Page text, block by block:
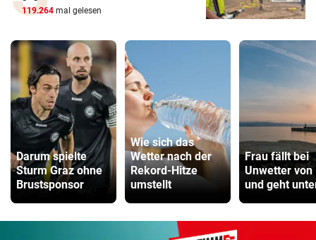
119.264 mal gelesen
Darum spielte
Sturm Graz ohne
Brustsponsor
Wie sich das
Wetter nach der
Rekord-Hitze
umstellt
Frau fällt bei
Unwetter von
und geht